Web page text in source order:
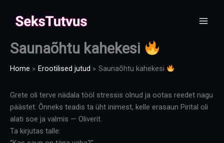
content
Saunaõhtu kahekesi
Home Erootilised jutud Saunaõhtu kahekesi
Grete oli terve nädala tööl stressis olnud ja ootas reedet nagu
päästet. Õnneks teadis ta üht inimest, kelle erasaun Pirital oli
alati soe ja valmis — Oliverit.
Ta kirjutas talle: